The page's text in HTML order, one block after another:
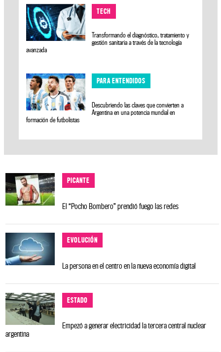
TECH
Transformando el diagnóstico, tratamiento y
gestión sanitaria a través de la tecnología
avanzada
PARA ENTENDIDOS
Descubriendo las claves que convierten a
Argentina en una potencia mundial en
formación de futbolistas
PICANTE
El “Pocho Bombero” prendió fuego las redes
EVOLUCIÓN
La persona en el centro en la nueva economía digital
ESTADO
Empezó a generar electricidad la tercera central nuclear
argentina